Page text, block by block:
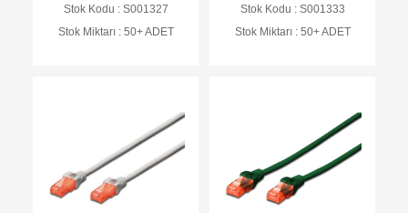
LSZH AWG 26/7, 0.25MT
Stok Kodu : S001327
Stok Miktarı : 50+ ADET
LSZH AWG 26/7, 0.25MT
Stok Kodu : S001333
Stok Miktarı : 50+ ADET